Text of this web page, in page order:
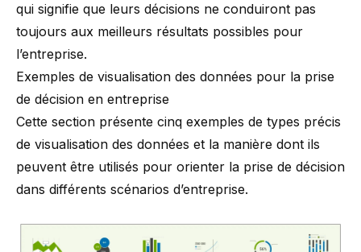
qui signifie que leurs décisions ne conduiront pas
toujours aux meilleurs résultats possibles pour
l’entreprise.
Exemples de visualisation des données pour la prise
de décision en entreprise
Cette section présente cinq exemples de types précis
de visualisation des données et la manière dont ils
peuvent être utilisés pour orienter la prise de décision
dans différents scénarios d’entreprise.